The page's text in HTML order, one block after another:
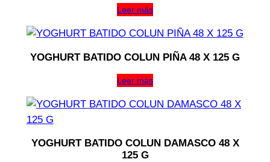
Leer más
YOGHURT BATIDO COLUN PIÑA 48 X 125 G
Leer más
YOGHURT BATIDO COLUN DAMASCO 48 X
125 G